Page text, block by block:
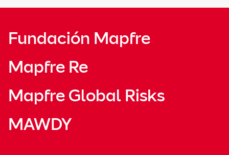
Fundación Mapfre
Mapfre Re
Mapfre Global Risks
MAWDY